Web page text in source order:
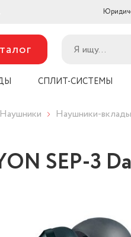
СПЛИТ-СИСТЕМЫ
Наушники Наушники-
SEP-3